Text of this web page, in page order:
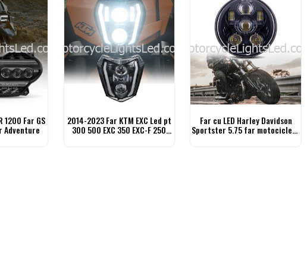
1200 Far GS
Adventure
2014-2023 Far KTM EXC Led pt
300 500 EXC 350 EXC-F 250
Far cu LED Harley Davidson
Sportster 5.75 far motociclete